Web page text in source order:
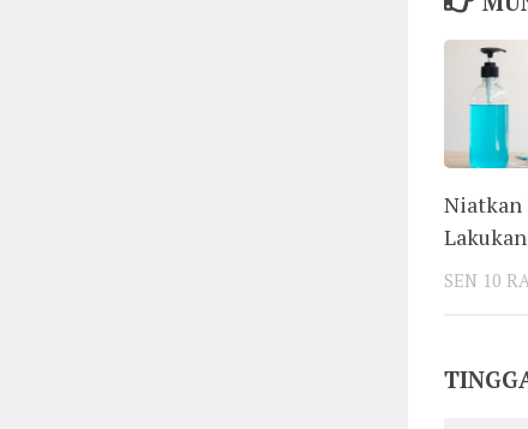
Niatkan
SEN 10